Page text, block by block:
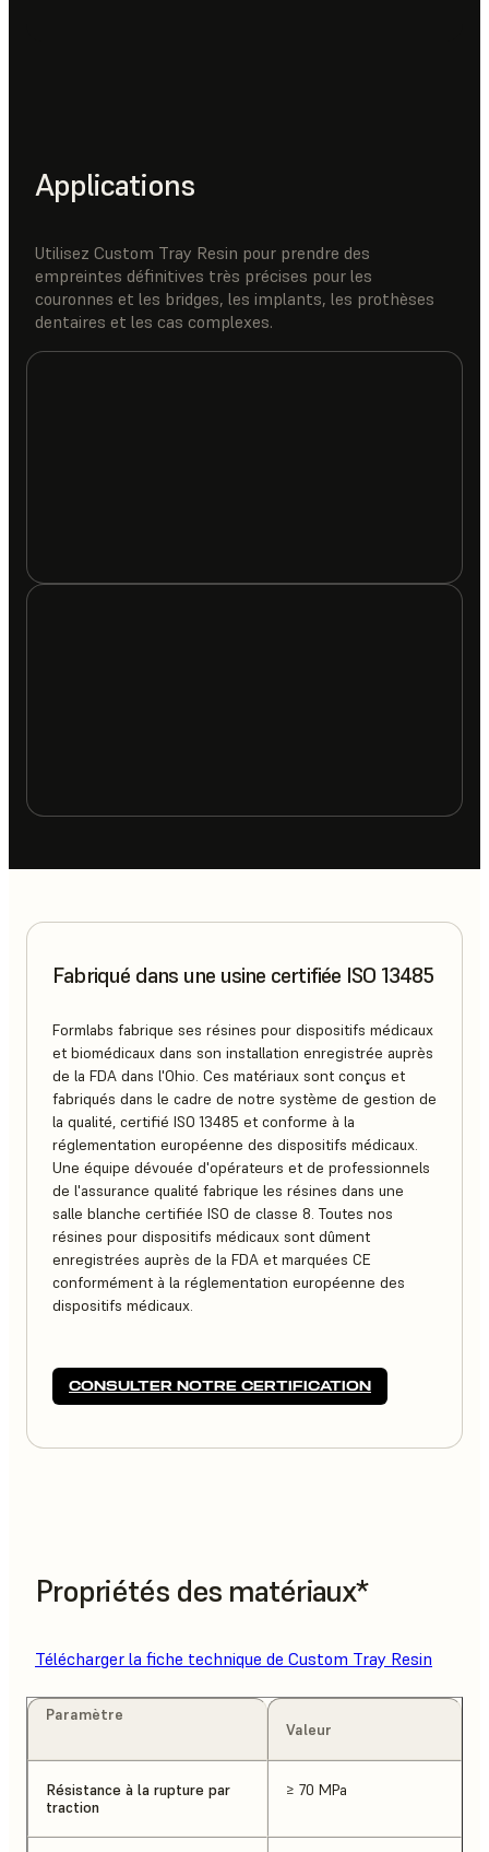
Applications
Utilisez Custom Tray Resin pour prendre des
empreintes définitives très précises pour les
couronnes et les bridges, les implants, les prothèses
dentaires et les cas complexes.
Fabriqué dans une usine certifiée ISO 13485
Formlabs fabrique ses résines pour dispositifs médicaux
et biomédicaux dans son installation enregistrée auprès
de la FDA dans l'Ohio. Ces matériaux sont conçus et
fabriqués dans le cadre de notre système de gestion de
la qualité, certifié ISO 13485 et conforme à la
réglementation européenne des dispositifs médicaux.
Une équipe dévouée d'opérateurs et de professionnels
de l'assurance qualité fabrique les résines dans une
salle blanche certifiée ISO de classe 8. Toutes nos
résines pour dispositifs médicaux sont dûment
enregistrées auprès de la FDA et marquées CE
conformément à la réglementation européenne des
dispositifs médicaux.
CONSULTER NOTRE CERTIFICATION
Propriétés des matériaux*
Télécharger la fiche technique de Custom Tray Resin
Paramètre
Valeur
Résistance à la rupture par
traction
≥ 70 MPa